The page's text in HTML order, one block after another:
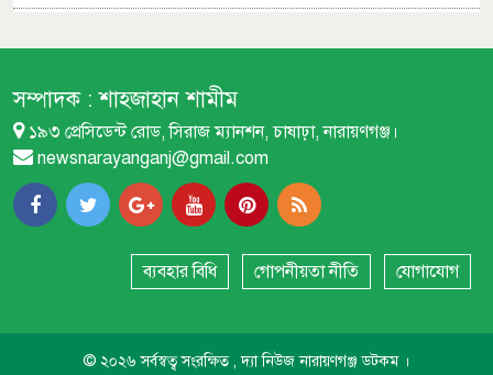
থানা
বন্দরে বিস্ফোরণে একই পরিবারের
শিশুসহ ৩ জন দগ্ধ
বন্দরে নতুন পানির পাম্প স্থাপনের
দাবিতে বিক্ষোভ
দেশটাকে শান্তি দাও : আব্দুল আউয়াল
সম্পাদক :শাহজাহান শামীম
১৯৩ প্রেসিডেন্ট রোড, সিরাজ ম্যানশন, চাষাঢ়া, নারায়ণগঞ্জ।
newsnarayanganj@gmail.com
ব্যবহার বিধি গোপনীয়তা নীতি যোগাযোগ
© ২০২৬ সর্বস্বত্ব সংরক্ষিত , দ্যা নিউজ নারায়ণগঞ্জ ডটকম ।